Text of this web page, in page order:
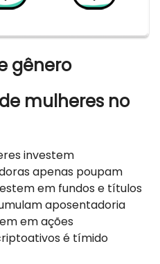
gênero
mulheres no
investem
apenas poupam
em fundos e títulos
aposentadoria
em ações
é tímido